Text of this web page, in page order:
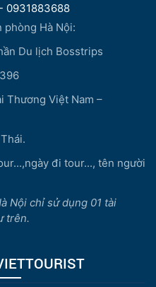
0931883688
phòng Hà Nội:
Du lịch Bosstrips
Thương Việt Nam –
đi tour..., tên người
Nội chỉ sử dụng 01 tài
trên.